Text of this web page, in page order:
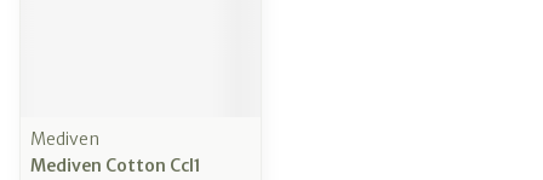
Mediven
Mediven Cotton Ccl1